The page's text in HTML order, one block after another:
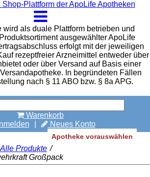
Plattform der ApoLife Apotheken
wird als duale Plattform betrieben und
ausgewählter ApoLife
erfolgt mit der jeweiligen
rezeptfreier Arzneimittel entweder über
oder über Versand auf Basis einer
In begründeten Fällen
nach § 11 ABO bzw. § 8a APG.
Warenkorb
Neues Konto
Apotheke vorauswählen
Produkte /
Großpack